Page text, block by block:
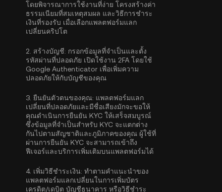
โดยพิจารณาการใช้งานที่ง่าย โครงสร้างค่า
ธรรมเนียมที่สมเหตุสมผล และวิธีการชำระ
เงินที่รองรับ เมื่อเลือกแพลตฟอร์มแลก
เปลี่ยนคริปโต
2. สร้างบัญชี: กรอกข้อมูลที่จำเป็นและตั้ง
รหัสผ่านที่ปลอดภัย เปิดใช้งาน 2FA โดยใช้
Google Authenticator เพื่อเพิ่มความ
ปลอดภัยให้กับบัญชีของคุณ
3. ยืนยันตัวตนของคุณ: แพลตฟอร์มแลก
เปลี่ยนที่ปลอดภัยและมีชื่อเสียงมักจะขอให้
คุณดำเนินการยืนยัน KYC ให้เสร็จสมบูรณ์
ซึ่งข้อมูลที่จำเป็นสำหรับ KYC จะแตกต่าง
กันไปตามสัญชาติและภูมิภาคของคุณ ผู้ใช้ที่
ผ่านการยืนยัน KYC จะสามารถเข้าถึง
ฟีเจอร์และบริการเพิ่มเติมบนแพลตฟอร์มได้
4. เพิ่มวิธีชำระเงิน: ทำตามคำแนะนำของ
แพลตฟอร์มแลกเปลี่ยนในการเพิ่มบัตร
เครดิต/เดบิต บัญชีธนาคาร หรือวิธีชำระ